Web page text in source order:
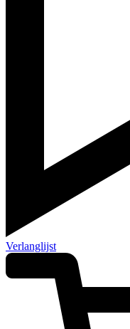
Verlanglijst